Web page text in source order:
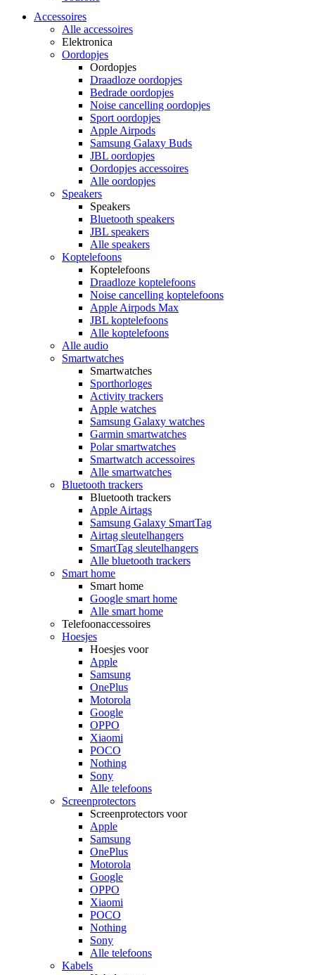
Accessoires
Alle accessoires
Elektronica
Oordopjes
Oordopjes
Draadloze oordopjes
Bedrade oordopjes
Noise cancelling oordopjes
Sport oordopjes
Apple Airpods
Samsung Galaxy Buds
JBL oordopjes
Oordopjes accessoires
Alle oordopjes
Speakers
Speakers
Bluetooth speakers
JBL speakers
Alle speakers
Koptelefoons
Koptelefoons
Draadloze koptelefoons
Noise cancelling koptelefoons
Apple Airpods Max
JBL koptelefoons
Alle koptelefoons
Alle audio
Smartwatches
Smartwatches
Sporthorloges
Activity trackers
Apple watches
Samsung Galaxy watches
Garmin smartwatches
Polar smartwatches
Smartwatch accessoires
Alle smartwatches
Bluetooth trackers
Bluetooth trackers
Apple Airtags
Samsung Galaxy SmartTag
Airtag sleutelhangers
SmartTag sleutelhangers
Alle bluetooth trackers
Smart home
Smart home
Google smart home
Alle smart home
Telefoonaccessoires
Hoesjes
Hoesjes voor
Apple
Samsung
OnePlus
Motorola
Google
OPPO
Xiaomi
POCO
Nothing
Sony
Alle telefoons
Screenprotectors
Screenprotectors voor
Apple
Samsung
OnePlus
Motorola
Google
OPPO
Xiaomi
POCO
Nothing
Sony
Alle telefoons
Kabels